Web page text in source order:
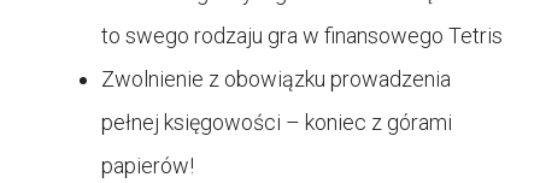
to swego rodzaju gra w finansowego Tetris
Zwolnienie z obowiązku prowadzenia
pełnej księgowości – koniec z górami
papierów!